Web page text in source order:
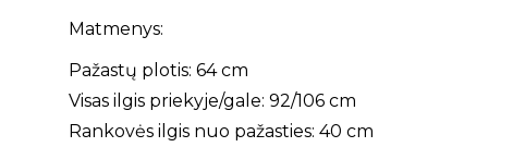
Matmenys:
Pažastų plotis: 64 cm
Visas ilgis priekyje/gale: 92/106 cm
Rankovės ilgis nuo pažasties: 40 cm